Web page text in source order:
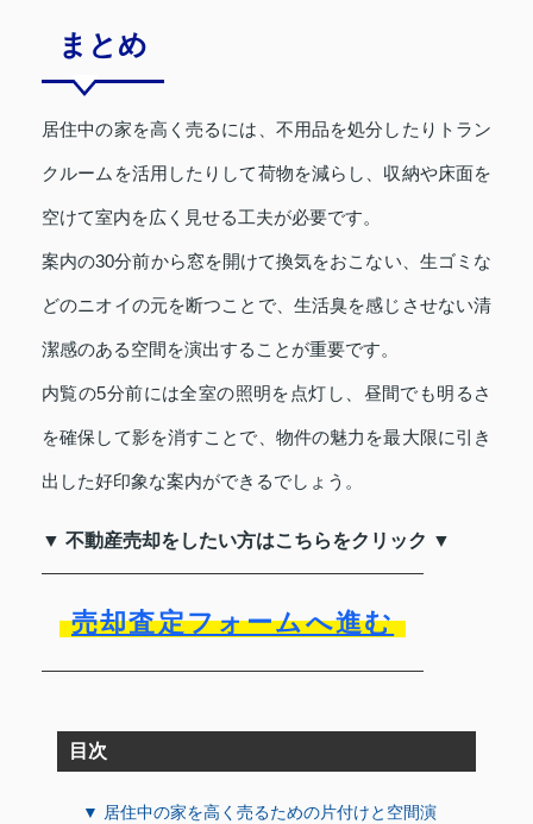
まとめ
居住中の家を高く売るには、不用品を処分したりトラン
クルームを活用したりして荷物を減らし、収納や床面を
空けて室内を広く見せる工夫が必要です。
案内の30分前から窓を開けて換気をおこない、生ゴミな
どのニオイの元を断つことで、生活臭を感じさせない清
潔感のある空間を演出することが重要です。
内覧の5分前には全室の照明を点灯し、昼間でも明るさ
を確保して影を消すことで、物件の魅力を最大限に引き
出した好印象な案内ができるでしょう。
▼ 不動産売却をしたい方はこちらをクリック ▼
売却査定フォームへ進む
目次
▼ 居住中の家を高く売るための片付けと空間演